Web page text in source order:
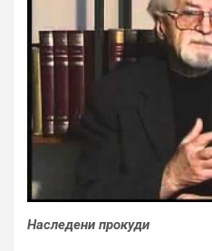
Наследени прокуди